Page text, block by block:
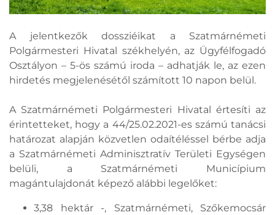
A jelentkezők dossziéikat a Szatmárnémeti
Polgármesteri Hivatal székhelyén, az Ügyfélfogadó
Osztályon – 5-ös számú iroda – adhatják le, az ezen
hirdetés megjelenésétől számított 10 napon belül.
A Szatmárnémeti Polgármesteri Hivatal értesíti az
érintetteket, hogy a 44/25.02.2021-es számú tanácsi
határozat alapján közvetlen odaítéléssel bérbe adja
a Szatmárnémeti Adminisztratív Területi Egységen
belüli, a Szatmárnémeti Municípium
magántulajdonát képező alábbi legelőket:
3,38 hektár -, Szatmárnémeti, Szőkemocsár